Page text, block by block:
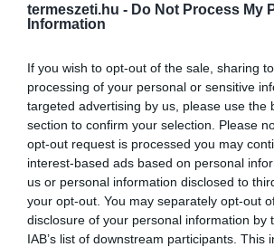
termeszeti.hu - Do Not Process My
Information
If you wish to opt-out of the sale, sharing
processing of your personal or sensitive
targeted advertising by us, please use the
section to confirm your selection. Please
opt-out request is processed you may
interest-based ads based on personal
us or personal information disclosed to
your opt-out. You may separately opt-out
disclosure of your personal information by
IAB’s list of downstream participants. This